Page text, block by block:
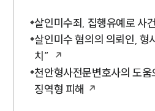
살인미수죄, 집행유예로 사
살인미수 혐의의 의뢰인, 형
치”
천안형사전문변호사의 도
징역형 피해